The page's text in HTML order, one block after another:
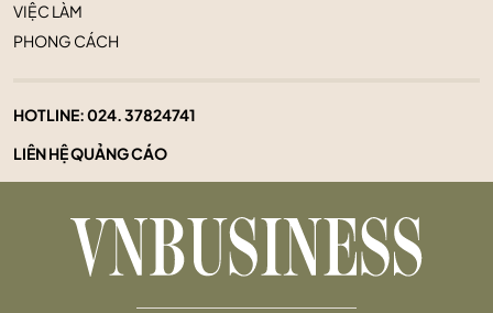
VIỆC LÀM
PHONG CÁCH
HOTLINE:024. 37824741
LIÊN HỆ QUẢNG CÁO